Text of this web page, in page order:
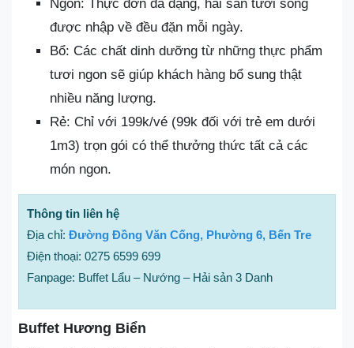
Ngon: Thực đơn đa dạng, hải sản tươi sống
được nhập về đều đặn mỗi ngày.
Bổ: Các chất dinh dưỡng từ những thực phẩm
tươi ngon sẽ giúp khách hàng bổ sung thật
nhiều năng lượng.
Rẻ: Chỉ với 199k/vé (99k đối với trẻ em dưới
1m3) trọn gói có thể thưởng thức tất cả các
món ngon.
Thông tin liên hệ
Địa chỉ: Đường Đồng Văn Cống, Phường 6, Bến Tre
Điện thoại: 0275 6599 699
Fanpage: Buffet Lẩu – Nướng – Hải sản 3 Danh
Buffet Hương Biển